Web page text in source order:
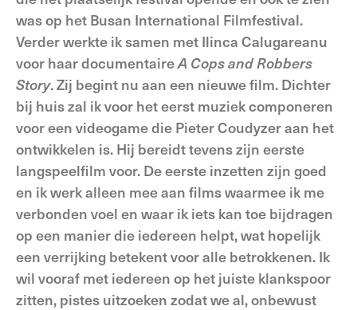
was op het Busan International Filmfestival.
Verder werkte ik samen met Ilinca Calugareanu
voor haar documentaireA Cops and Robbers
Story. Zij begint nu aan een nieuwe film. Dichter
bij huis zal ik voor het eerst muziek componeren
voor een videogame die Pieter Coudyzer aan het
ontwikkelen is. Hij bereidt tevens zijn eerste
langspeelfilm voor. De eerste inzetten zijn goed
en ik werk alleen mee aan films waarmee ik me
verbonden voel en waar ik iets kan toe bijdragen
op een manier die iedereen helpt, wat hopelijk
een verrijking betekent voor alle betrokkenen. Ik
wil vooraf met iedereen op het juiste klankspoor
zitten, pistes uitzoeken zodat we al, onbewust